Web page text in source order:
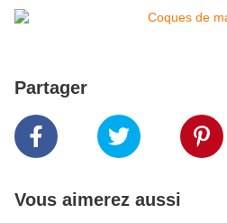
Partager
Vous aimerez aussi